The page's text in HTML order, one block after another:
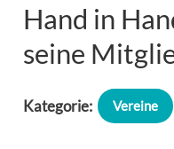
Hand in
seine
Kategorie: Vereine